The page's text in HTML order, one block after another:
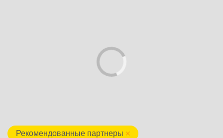
Рекомендованные партнеры